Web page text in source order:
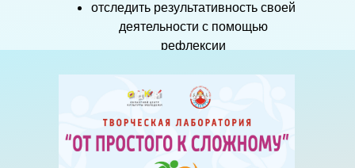
отследить результативность своей
деятельности с помощью
рефлексии